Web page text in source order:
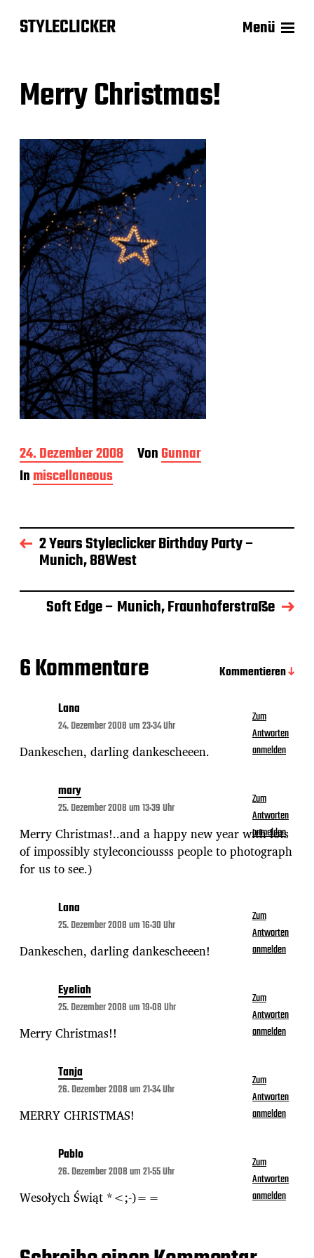
STYLECLICKER Menü
Merry Christmas!
B
e
i
a
g
s
t
24. Dezember 2008 VonGunnar
Inmiscellaneous
2 Years Styleclicker Birthday Party –
Munich, 88West
Soft Edge – Munich, Fraunhoferstraße
6 Kommentare
Kommentieren
Lana
24. Dezember 2008 um 23:34 Uhr
Dankeschen, darling dankescheeen.
Zum
Antworten
anmelden
mary
25. Dezember 2008 um 13:39 Uhr
Merry Christmas!..and a happy new year with lots
of impossibly styleconciousss people to photograph
for us to see.)
Zum
Antworten
anmelden
Lana
25. Dezember 2008 um 16:30 Uhr
Dankeschen, darling dankescheeen!
Zum
Antworten
anmelden
Eyeliah
25. Dezember 2008 um 19:08 Uhr
Merry Christmas!!
Zum
Antworten
anmelden
Tanja
26. Dezember 2008 um 21:34 Uhr
MERRY CHRISTMAS!
Zum
Antworten
anmelden
Pablo
26. Dezember 2008 um 21:55 Uhr
Wesołych Świąt *<;-)==
Zum
Antworten
anmelden